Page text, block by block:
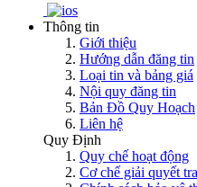
Thông tin
Giới thiệu
Hướng dẫn đăng tin
Loại tin và bảng giá
Nội quy đăng tin
Bản Đồ Quy Hoạch
Liên hệ
Quy Định
Quy chế hoạt động
Cơ chế giải quyết